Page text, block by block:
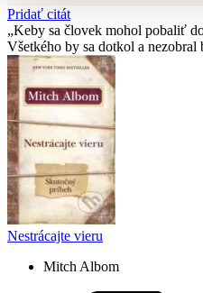
Pridať citát
Keby sa človek mohol pobaliť
Všetkého by sa dotkol a nezobral
Nestrácajte vieru
Mitch Albom